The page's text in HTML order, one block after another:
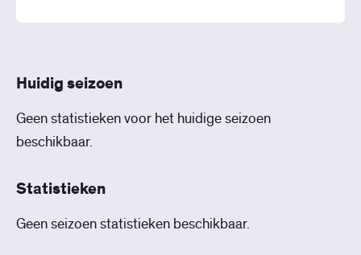
Huidig seizoen
Geen statistieken voor het huidige seizoen
beschikbaar.
Statistieken
Geen seizoen statistieken beschikbaar.